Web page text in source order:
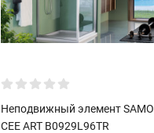
Неподвижный элемент SAMO
CEE ART B0929L96TR